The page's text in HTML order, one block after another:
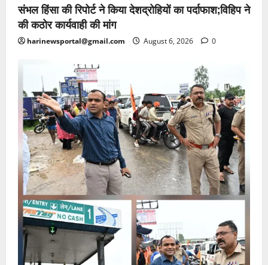
संभल हिंसा की रिपोर्ट ने किया देशद्रोहियों का पर्दाफाश;विहिप ने
की कठोर कार्यवाही की मांग
harinewsportal@gmail.com August 6, 2026 0